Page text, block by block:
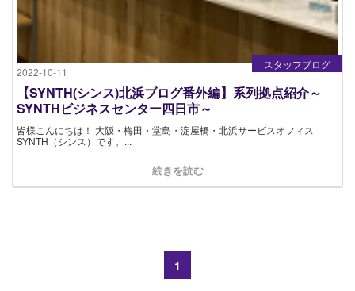
2022-10-11
スタッフブログ
【SYNTH(シンス)北浜ブログ番外編】系列拠点紹介～
SYNTHビジネスセンター四日市～
皆様こんにちは！ 大阪・梅田・堂島・淀屋橋・北浜サービスオフィス
SYNTH（シンス）です。...
続きを読む
1